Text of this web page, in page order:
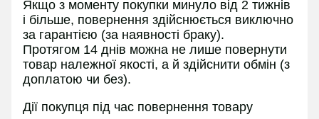
Якщо з моменту покупки минуло від 2 тижнів
і більше, повернення здійснюється виключно
за гарантією (за наявності браку).
Протягом 14 днів можна не лише повернути
товар належної якості, а й здійснити обмін (з
доплатою чи без).
Дії покупця під час повернення товару